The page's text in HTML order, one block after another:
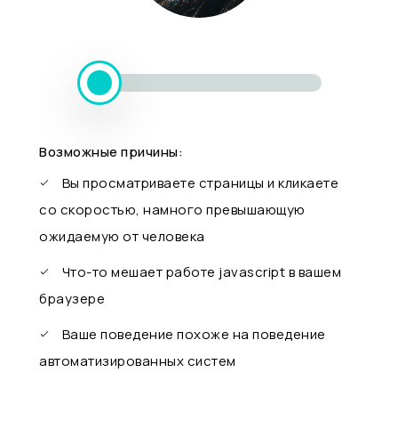
Возможные причины:
Вы просматриваете страницы и кликаете
со скоростью, намного превышающую
ожидаемую от человека
Что-то мешает работе javascript в вашем
браузере
Ваше поведение похоже на поведение
автоматизированных систем